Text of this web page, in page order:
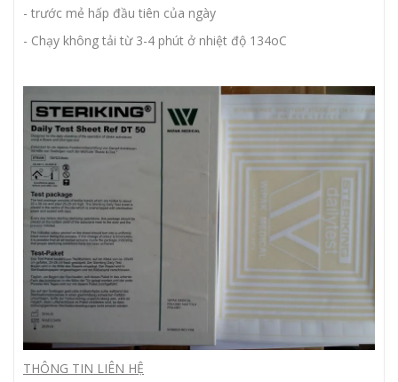
- trước mẻ hấp đầu tiên của ngày
- Chạy không tải từ 3-4 phút ở nhiệt độ 134oC
THÔNG TIN LIÊN HỆ